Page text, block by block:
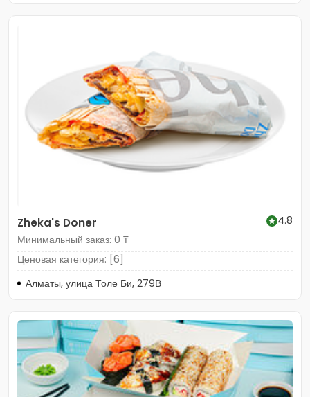
Zheka's Doner
4.8
Минимальный заказ: 0 ₸
Ценовая категория: [6]
Алматы, улица Толе Би, 279В